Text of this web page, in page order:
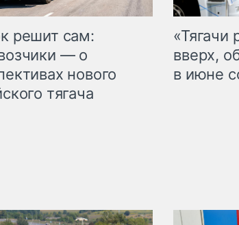
решит сам:
— о
нового
тягача
«Тягачи
вверх,
в июне